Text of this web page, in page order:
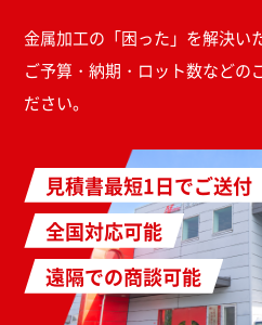
金属加工の「困った」を解決い
ご予算・納期・ロット数などの
ださい。
見積書最短1日でご送付
全国対応可能
遠隔での商談可能